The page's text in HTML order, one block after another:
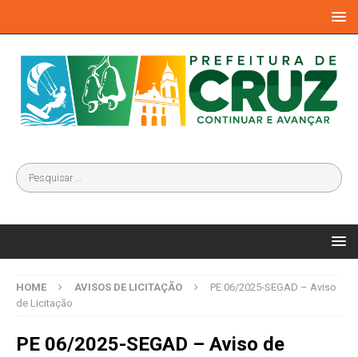
HOME AVISOS DE LICITAÇÃO
PE 06/2025-SEGAD – Aviso
de Licitação
PE 06/2025-SEGAD – Aviso de